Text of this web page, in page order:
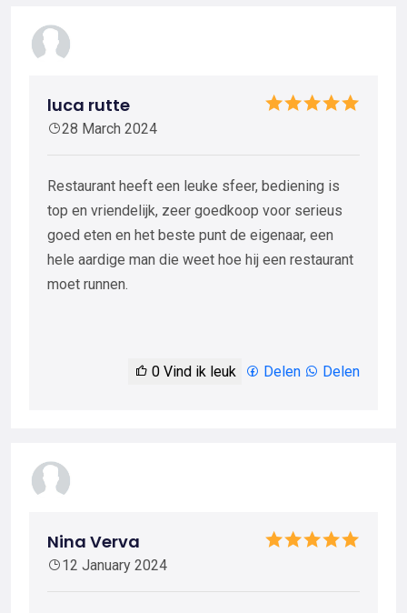
luca rutte
28 March 2024
Restaurant heeft een leuke sfeer, bediening is
top en vriendelijk, zeer goedkoop voor serieus
goed eten en het beste punt de eigenaar, een
hele aardige man die weet hoe hij een restaurant
moet runnen.
0 Vind ik leuk Delen Delen
Nina Verva
12 January 2024